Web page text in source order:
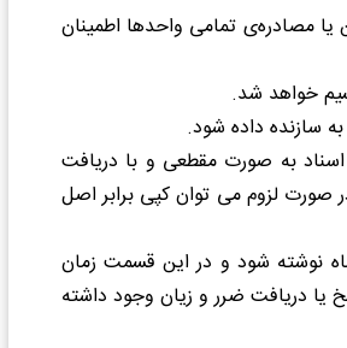
مصادره‌ی تمامی واحدها اطمینان
خواهد شد.
سازنده داده شود.
اسناد به صورت مقطعی و با دریافت
صورت لزوم می توان کپی برابر اصل
نوشته شود و در این قسمت زمان
فسخ یا دریافت ضرر و زیان وجود داشته